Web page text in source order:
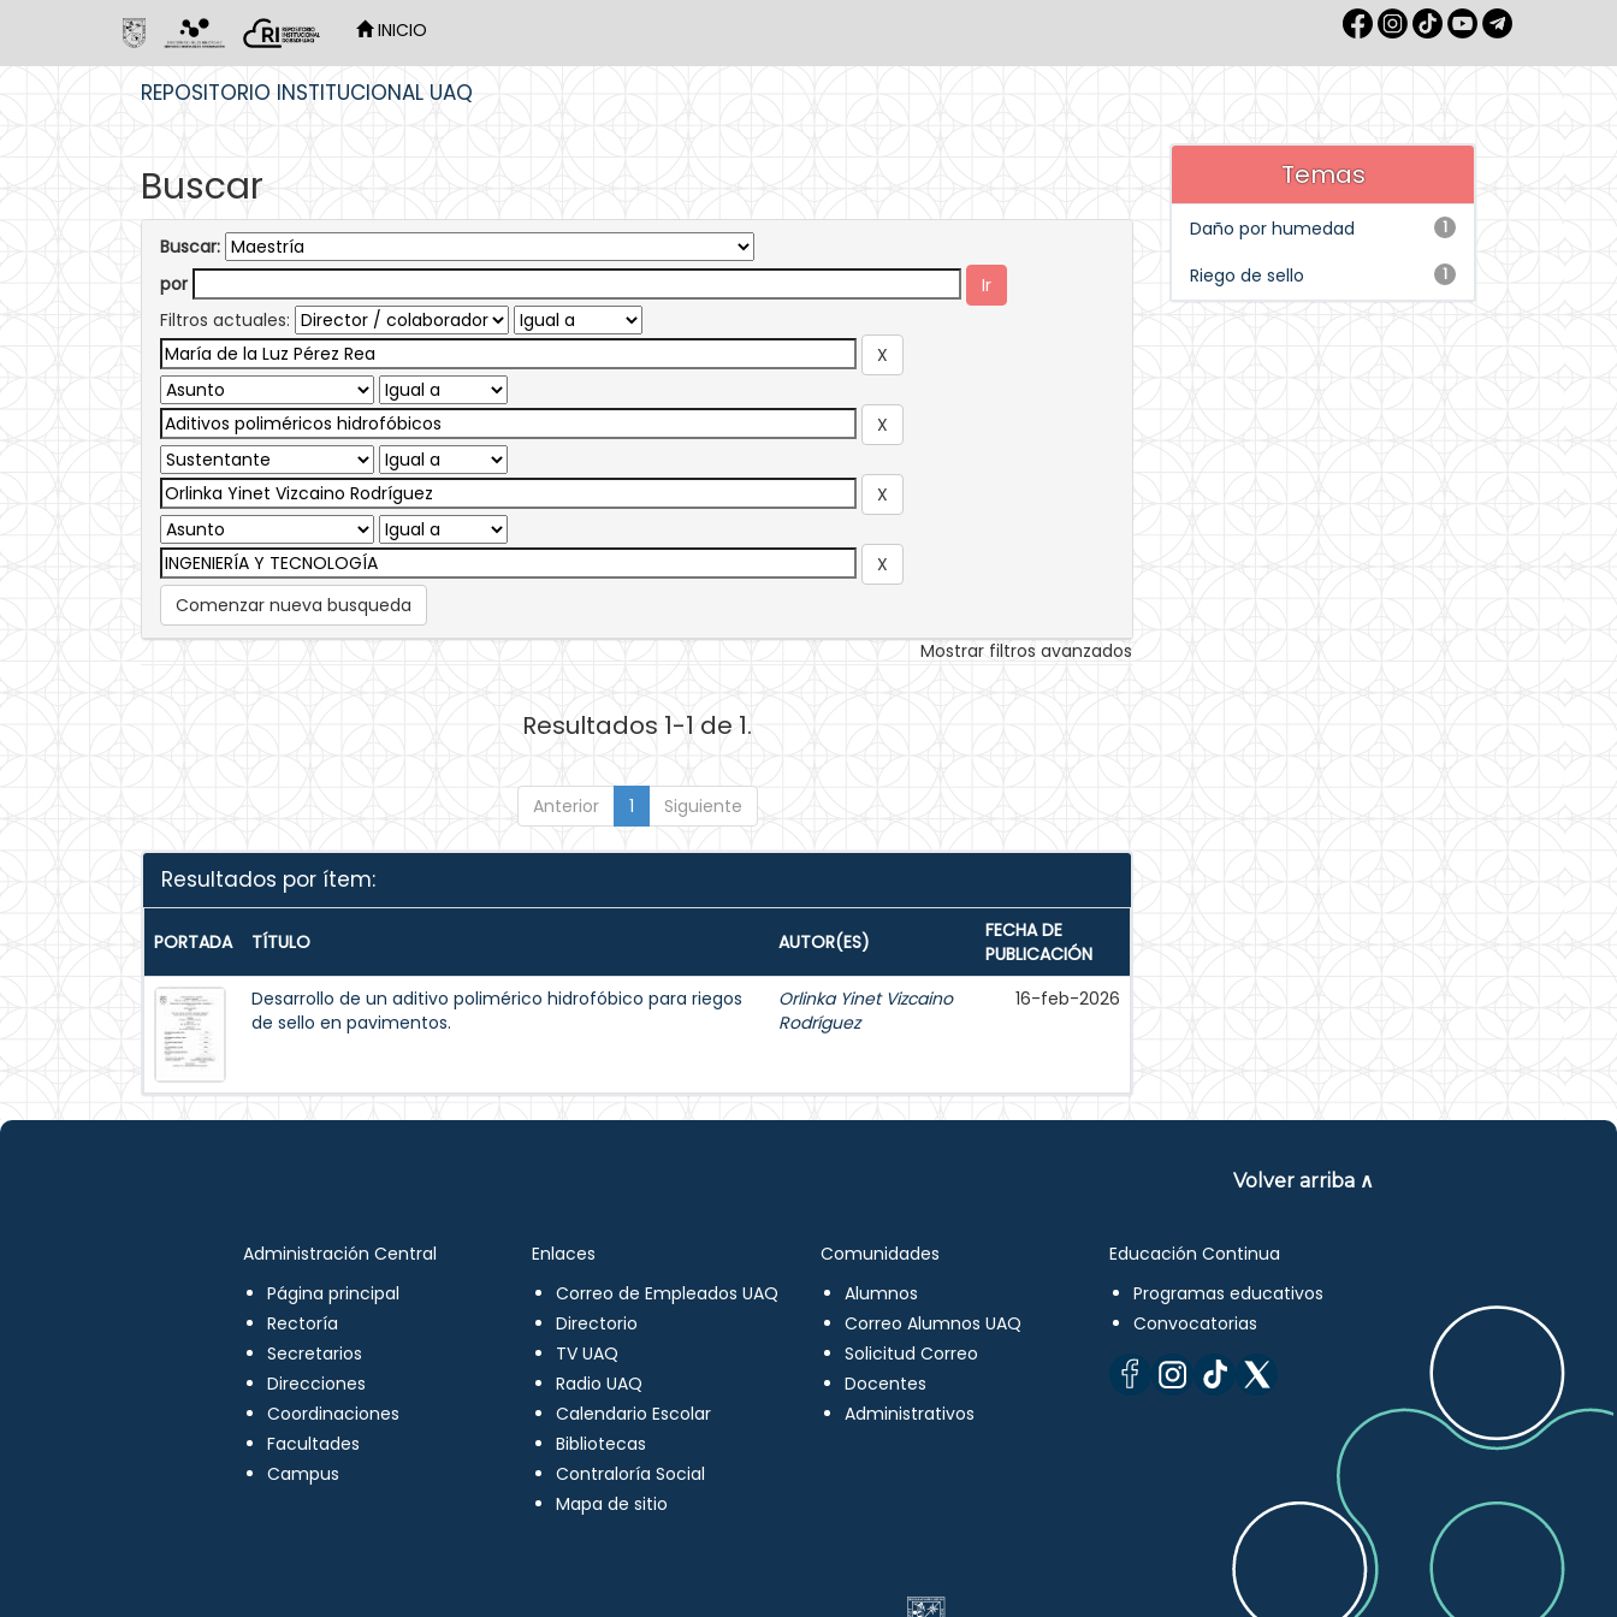
INICIO
REPOSITORIO INSTITUCIONAL UAQ
Buscar
Buscar:
por
Filtros actuales:
Comenzar nueva busqueda
Mostrar filtros avanzados
Resultados 1-1 de 1.
Anterior 1 Siguiente
Resultados por ítem:
PORTADA TÍTULO AUTOR(ES)
FECHA DE
PUBLICACIÓN
Desarrollo de un aditivo polimérico hidrofóbico para riegos
de sello en pavimentos.
Orlinka Yinet Vizcaino
Rodríguez
16-feb-2026
Temas
1
Daño por humedad
1
Riego de sello
Volver arriba ∧
Administración Central
Página principal
Rectoría
Secretarios
Direcciones
Coordinaciones
Facultades
Campus
Enlaces
Correo de Empleados UAQ
Directorio
TV UAQ
Radio UAQ
Calendario Escolar
Bibliotecas
Contraloría Social
Mapa de sitio
Comunidades
Alumnos
Correo Alumnos UAQ
Solicitud Correo
Docentes
Administrativos
Educación Continua
Programas educativos
Convocatorias